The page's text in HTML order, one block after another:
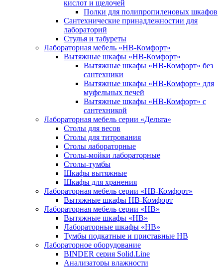
кислот и щелочей
Полки для полипропиленовых шкафов
Сантехнические принадлежностии для
лабораторий
Стулья и табуреты
Лабораторная мебель «НВ-Комфорт»
Вытяжные шкафы «НВ-Комфорт»
Вытяжные шкафы «НВ-Комфорт» без
сантехники
Вытяжные шкафы «НВ-Комфорт» для
муфельных печей
Вытяжные шкафы «НВ-Комфорт» с
сантехникой
Лабораторная мебель серии «Дельта»
Столы для весов
Столы для титрования
Столы лабораторные
Столы-мойки лабораторные
Столы-тумбы
Шкафы вытяжные
Шкафы для хранения
Лабораторная мебель серии «НВ-Комфорт»
Вытяжные шкафы НВ-Комфорт
Лабораторная мебель серии «НВ»
Вытяжные шкафы «НВ»
Лабораторные шкафы «НВ»
Тумбы подкатные и приставные НВ
Лабораторное оборудование
BINDER серия Solid.Line
Анализаторы влажности